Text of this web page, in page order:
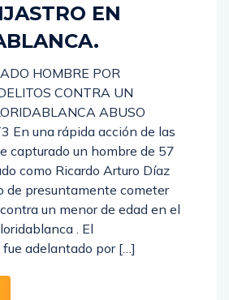
EN
HOMBRE POR
CONTRA UN
ABUSO
En una rápida acción de las
capturado un hombre de 57
como Ricardo Arturo Díaz
de presuntamente cometer
un menor de edad en el
. El
adelantado por […]